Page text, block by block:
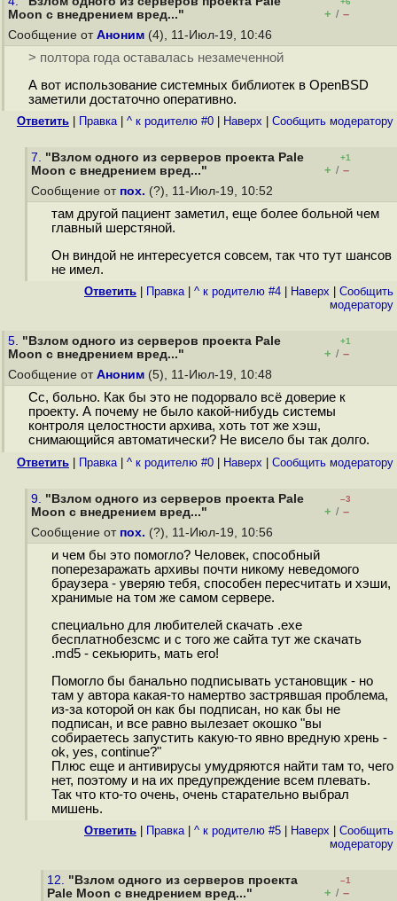
Moon с внедрением вред..."
+ / –
Сообщение от Аноним (4), 11-Июл-19, 10:46
> полтора года оставалась незамеченной
А вот использование системных библиотек в OpenBSD
заметили достаточно оперативно.
Ответить Правка| ^ к родителю #0 Наверх Cообщить модератору
7. "Взлом одного из серверов проекта Pale
Moon с внедрением вред..."
+1
+ / –
Сообщение от пох. (?), 11-Июл-19, 10:52
там другой пациент заметил, еще более больной чем
главный шерстяной.
Он виндой не интересуется совсем, так что тут шансов
не имел.
Ответить Правка| ^ к родителю #4 Наверх
Cообщить
модератору
5. "Взлом одного из серверов проекта Pale
Moon с внедрением вред..."
+1
+ / –
Сообщение от Аноним (5), 11-Июл-19, 10:48
Сс, больно. Как бы это не подорвало всё доверие к
проекту. А почему не было какой-нибудь системы
контроля целостности архива, хоть тот же хэш,
снимающийся автоматически? Не висело бы так долго.
Ответить Правка| ^ к родителю #0 Наверх Cообщить модератору
9. "Взлом одного из серверов проекта Pale
Moon с внедрением вред..."
–3
+ / –
Сообщение от пох. (?), 11-Июл-19, 10:56
и чем бы это помогло? Человек, способный
поперезаражать архивы почти никому неведомого
браузера - уверяю тебя, способен пересчитать и хэши,
хранимые на том же самом сервере.
специально для любителей скачать .exe
бесплатнобезсмс и с того же сайта тут же скачать
.md5 - секьюрить, мать его!
Помогло бы банально подписывать установщик - но
там у автора какая-то намертво застрявшая проблема,
из-за которой он как бы подписан, но как бы не
подписан, и все равно вылезает окошко "вы
собираетесь запустить какую-то явно вредную хрень -
ok, yes, continue?"
Плюс еще и антивирусы умудряются найти там то, чего
нет, поэтому и на их предупреждение всем плевать.
Так что кто-то очень, очень старательно выбрал
мишень.
Ответить Правка| ^ к родителю #5 Наверх
Cообщить
модератору
12. "Взлом одного из серверов проекта
Pale Moon с внедрением вред..."
–1
+ / –